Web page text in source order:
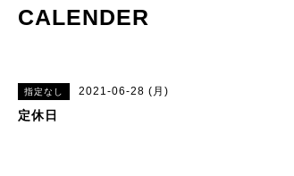
CALENDER
指定なし 2021-06-28 (月)
定休日